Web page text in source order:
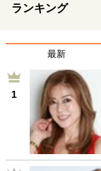
ランキング
最新
1